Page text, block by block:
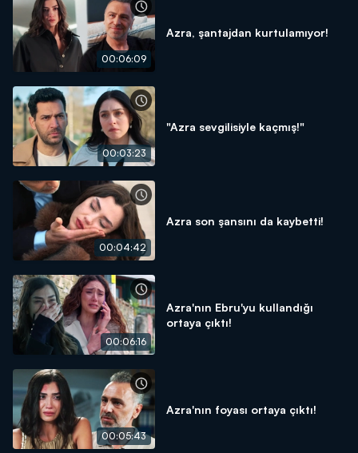
00:06:09
Azra, şantajdan kurtulamıyor!
00:03:23
"Azra sevgilisiyle kaçmış!"
00:04:42
Azra son şansını da kaybetti!
00:06:16
Azra'nın Ebru'yu kullandığı
ortaya çıktı!
00:05:43
Azra'nın foyası ortaya çıktı!